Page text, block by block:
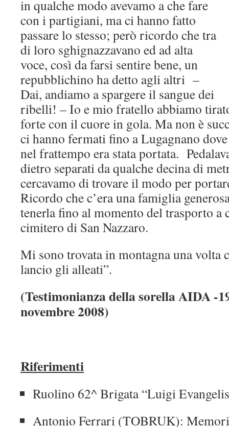
in qualche modo avevamo a che fare
con i partigiani, ma ci hanno fatto
passare lo stesso; però ricordo che tra
di loro sghignazzavano ed ad alta
voce, così da farsi sentire bene, un
repubblichino ha detto agli altri –
Dai, andiamo a spargere il sangue dei
ribelli! – Io e mio fratello abbiamo
forte con il cuore in gola. Ma non è
ci hanno fermati fino a Lugagnano
nel frattempo era stata portata.
dietro separati da qualche decina di
cercavamo di trovare il modo per
Ricordo che c’era una famiglia
tenerla fino al momento del trasporto a
cimitero di San Nazzaro.
Mi sono trovata in montagna una volta
lancio gli alleati”.
(Testimonianza della sorella AIDA -
novembre 2008)
Riferimenti
Ruolino 62^ Brigata “Luigi
Antonio Ferrari (TOBRUK):